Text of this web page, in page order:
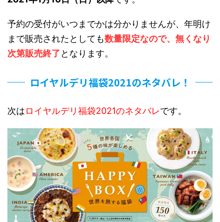
予約の受付がいつまでかは分かりませんが、年明け
まで販売されたとしても数量限定なので、無くなり
次第販売終了 となります。
ロイヤルデリ福袋2021のネタバレ！
次はロイヤルデリ福袋2021のネタバレです。